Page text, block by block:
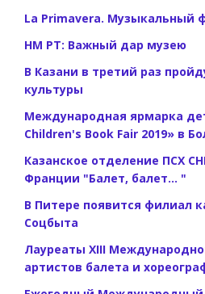
La Primavera. Музыкальный
НМ РТ: Важный дар музею
В Казани в третий раз
культуры
Международная ярмарка
Children's Book Fair 2019» в
Казанское отделение ПСХ
Франции "Балет, балет... "
В Питере появится филиал
Соцбыта
Лауреаты XIII
артистов балета и